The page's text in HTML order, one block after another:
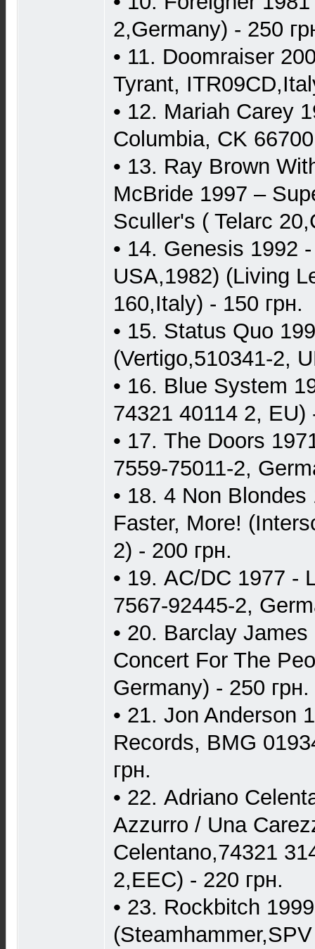
2,Germany) - 250
• 11. Doomraiser
Tyrant,
• 12. Mariah Carey
Columbia, CK
• 13. Ray Brown
McBride 1997 –
Sculler's ( Telarc
• 14. Genesis 1992
USA,1982) (Living
160,Italy) - 150 грн.
• 15. Status Quo
(Vertigo,510341-2,
• 16. Blue System
74321 40114 2, EU)
• 17. The Doors
7559-75011-2,
• 18. 4 Non
Faster, More!
2) - 200 грн.
• 19. AC/DC 1977 -
7567-92445-2,
• 20. Barclay
Concert For The
Germany) - 250 грн.
• 21. Jon Anderson
Records, BMG
грн.
• 22. Adriano
Azzurro / Una
Celentano,74321
2,EEC) - 220 грн.
• 23. Rockbitch